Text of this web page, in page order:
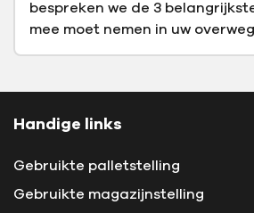
bespreken we de 3
mee moet nemen in uw
Handige links
Gebruikte palletstelling
Gebruikte magazijnstelling